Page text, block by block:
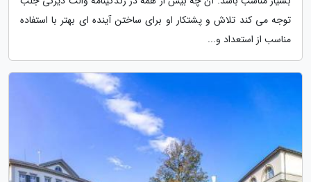
توجه می کند تلاش و پشتکار او برای ساختن آینده ای بهتر با استفاده
مناسب از استعداد و...